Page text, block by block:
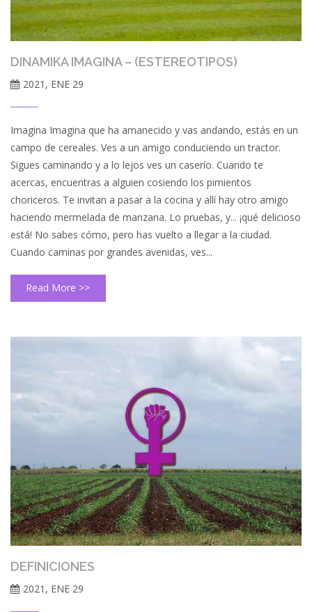
DINAMIKA IMAGINA – (ESTEREOTIPOS)
2021, ENE 29
Imagina Imagina que ha amanecido y vas andando, estás en un
campo de cereales. Ves a un amigo conduciendo un tractor.
Sigues caminando y a lo lejos ves un caserío. Cuando te
acercas, encuentras a alguien cosiendo los pimientos
choriceros. Te invitan a pasar a la cocina y allí hay otro amigo
haciendo mermelada de manzana. Lo pruebas, y... ¡qué delicioso
está! No sabes cómo, pero has vuelto a llegar a la ciudad.
Cuando caminas por grandes avenidas, ves...
Read More >>
DEFINICIONES
2021, ENE 29